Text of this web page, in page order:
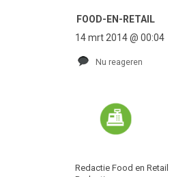
FOOD-EN-RETAIL
14 mrt 2014 @ 00:04
Nu reageren
Redactie Food en Retail